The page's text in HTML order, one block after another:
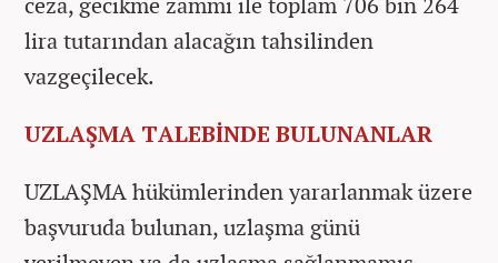
lira tutarından alacağın tahsilinden
vazgeçilecek.
UZLAŞMA TALEBİNDE BULUNANLAR
UZLAŞMA hükümlerinden yararlanmak üzere
başvuruda bulunan, uzlaşma günü